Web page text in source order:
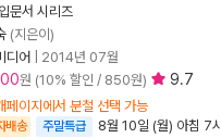
문서 시리즈
(지은이)
디어
2014년 07월
원 (10% 할인 / 850원) 9.7
페이지에서 분철 선택 가능
배송 주말특급 8월 10일 (월) 아침 7시